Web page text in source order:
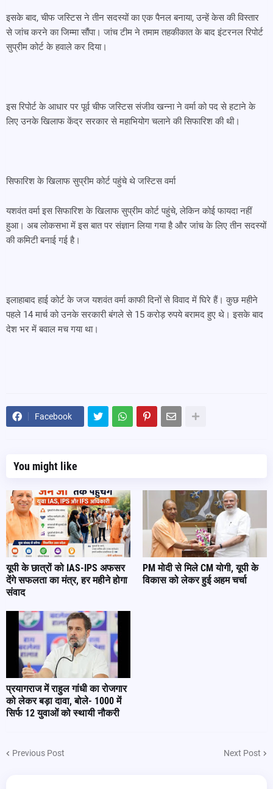
इसके बाद, चीफ जस्टिस ने तीन सदस्यों का एक पैनल बनाया, उन्हें केस की विस्तार
से जांच करने का जिम्मा सौंपा। जांच टीम ने तमाम तहकीकात के बाद इंटरनल रिपोर्ट
सुप्रीम कोर्ट के हवाले कर दिया।
इस रिपोर्ट के आधार पर पूर्व चीफ जस्टिस संजीव खन्ना ने वर्मा को पद से हटाने के
लिए उनके खिलाफ केंद्र सरकार से महाभियोग चलाने की सिफारिश की थी।
सिफारिश के खिलाफ सुप्रीम कोर्ट पहुंचे थे जस्टिस वर्मा
यशवंत वर्मा इस सिफारिश के खिलाफ सुप्रीम कोर्ट पहुंचे, लेकिन कोई फायदा नहीं
हुआ। अब लोकसभा में इस बात पर संज्ञान लिया गया है और जांच के लिए तीन सदस्यों
की कमिटी बनाई गई है।
इलाहाबाद हाई कोर्ट के जज यशवंत वर्मा काफी दिनों से विवाद में घिरे हैं। कुछ महीने
पहले 14 मार्च को उनके सरकारी बंगले से 15 करोड़ रुपये बरामद हुए थे। इसके बाद
देश भर में बवाल मच गया था।
Facebook
You might like
यूपी के छात्रों को IAS-IPS अफसर
देंगे सफलता का मंत्र, हर महीने होगा
संवाद
PM मोदी से मिले CM योगी, यूपी के
विकास को लेकर हुई अहम चर्चा
प्रयागराज में राहुल गांधी का रोजगार
को लेकर बड़ा दावा, बोले- 1000 में
सिर्फ 12 युवाओं को स्थायी नौकरी
Previous Post Next Post